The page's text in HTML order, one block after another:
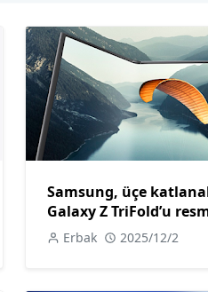
Samsung, üçe
Galaxy Z TriFold’u
Erbak 2025/12/2